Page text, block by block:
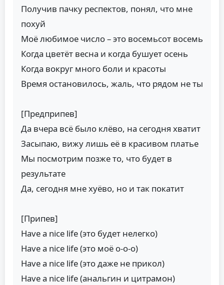
Получив пачку респектов, понял, что мне
похуй
Моё любимое число – это восемьсот восемь
Когда цветёт весна и когда бушует осень
Когда вокруг много боли и красоты
Время остановилось, жаль, что рядом не ты
[Предприпев]
Да вчера всё было клёво, на сегодня хватит
Засыпаю, вижу лишь её в красивом платье
Мы посмотрим позже то, что будет в
результате
Да, сегодня мне хуёво, но и так покатит
[Припев]
Have a nice life (это будет нелегко)
Have a nice life (это моё о-о-о)
Have a nice life (это даже не прикол)
Have a nice life (анальгин и цитрамон)